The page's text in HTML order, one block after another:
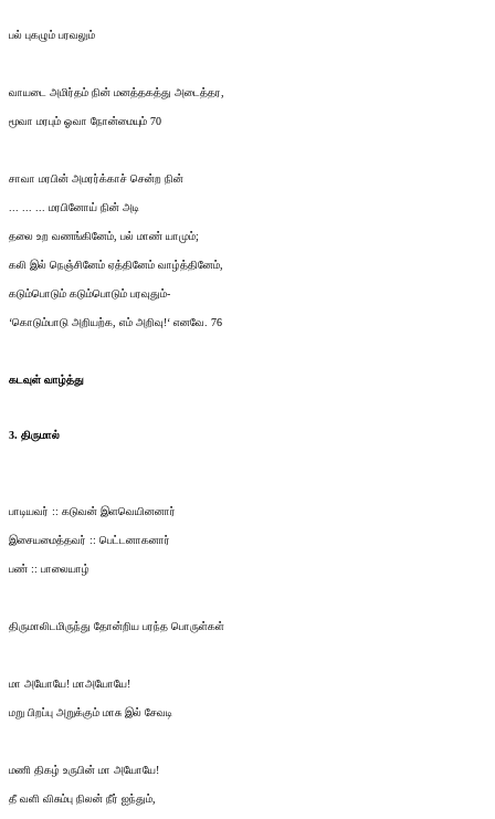
பல் புகழும் பரவலும்
வாயடை அமிர்தம் நின் மனத்தகத்து அடைத்தர,
மூவா மரபும் ஓவா நோன்மையும் 70
சாவா மரபின் அமரர்க்காச் சென்ற நின்
... ... ... மரபினோய் நின் அடி
தலை உற வணங்கினேம், பல் மாண் யாமும்;
கலி இல் நெஞ்சினேம் ஏத்தினேம் வாழ்த்தினேம்,
கடும்பொடும் கடும்பொடும் பரவுதும்-
‘கொடும்பாடு அறியற்க, எம் அறிவு!‘ எனவே. 76
கடவுள் வாழ்த்து
3. திருமால்
பாடியவர் :: கடுவன் இளவெயினனார்
இசையமைத்தவர் :: பெட்டனாகனார்
பண் :: பாலையாழ்
திருமாலிடமிருந்து தோன்றிய பரந்த பொருள்கள்
மா அயோயே! மாஅயோயே!
மறு பிறப்பு அறுக்கும் மாசு இல் சேவடி
மணி திகழ் உருபின் மா அயோயே!
தீ வளி விசும்பு நிலன் நீர் ஐந்தும்,